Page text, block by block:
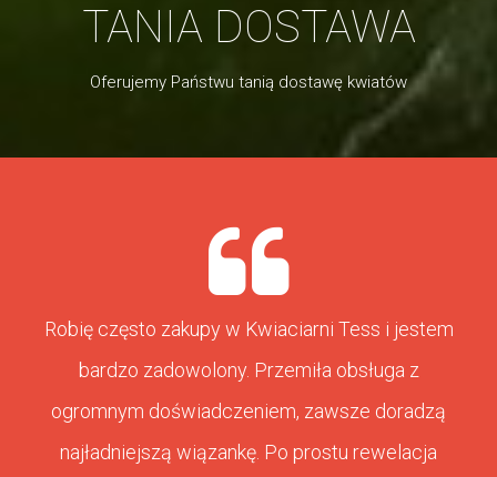
TANIA DOSTAWA
Oferujemy Państwu tanią dostawę kwiatów
Robię często zakupy w Kwiaciarni Tess i jestem
bardzo zadowolony. Przemiła obsługa z
ogromnym doświadczeniem, zawsze doradzą
najładniejszą wiązankę. Po prostu rewelacja